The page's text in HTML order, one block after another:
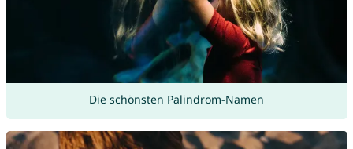
Die schönsten Palindrom-Namen